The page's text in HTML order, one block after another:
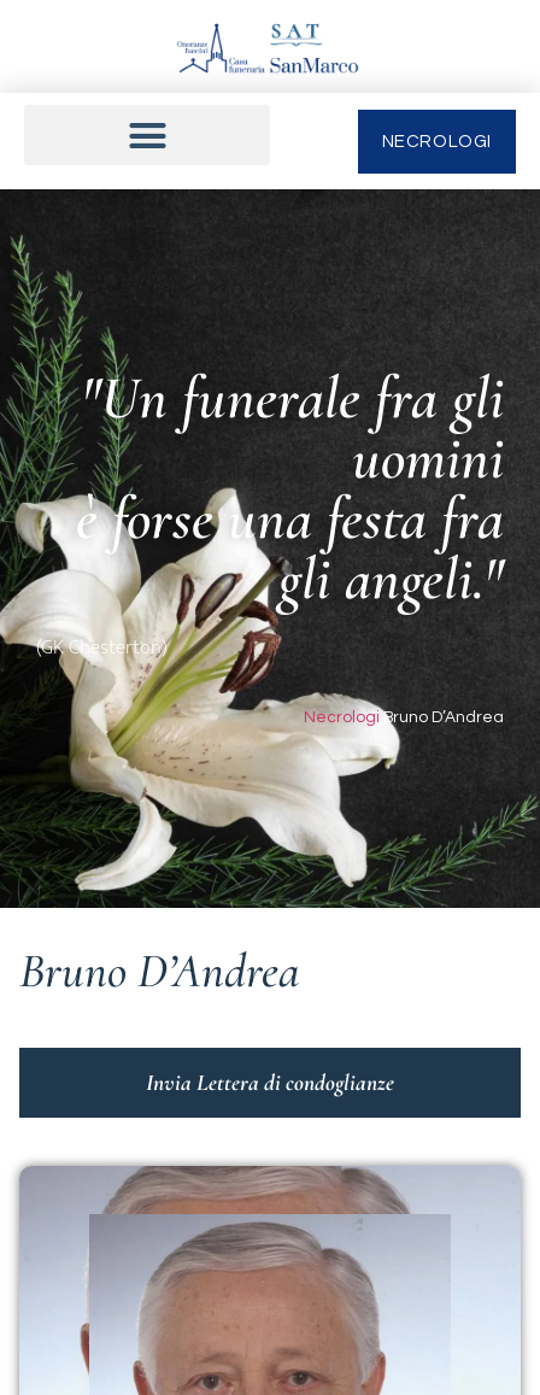
NECROLOGI
"Un funerale fra gli
uomini
è forse una festa fra
gli angeli."
(GK Chesterton)
Necrologi Bruno D’Andrea
Bruno D’Andrea
Invia Lettera di condoglianze